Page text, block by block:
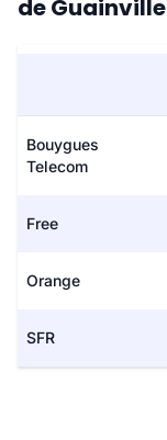
de Guainville
Bouygues
Telecom
Free
Orange
SFR